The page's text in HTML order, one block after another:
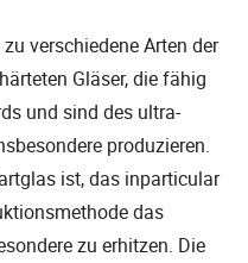
verschiedene Arten der
Gläser, die fähig
und sind des ultra-
produzieren.
ist, das inparticular
das
zu erhitzen. Die